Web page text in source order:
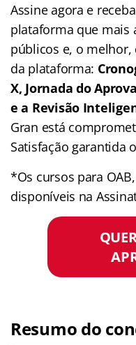
Assine agora e
plataforma que mais
públicos e, o melhor,
da plataforma:
X, Jornada do
e a Revisão
Gran está
Satisfação garantida
*Os cursos para
disponíveis na
Resumo do